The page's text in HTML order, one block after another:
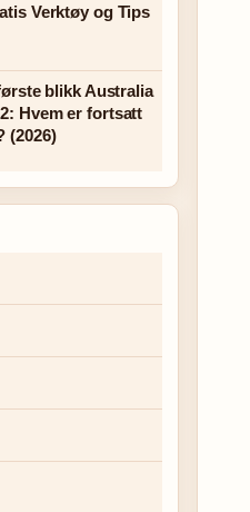
Verktøy og Tips
blikk Australia
Hvem er fortsatt
(2026)